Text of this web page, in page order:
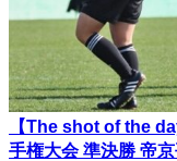
【The shot of the
手権大会 準決勝 帝京